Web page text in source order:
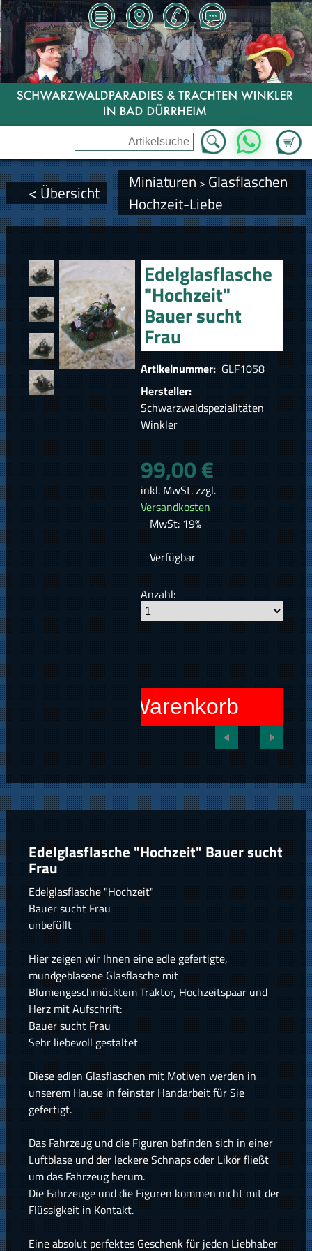
Zum
WhatsApp
< Übersicht Miniaturen > Glasflaschen
Hochzeit-Liebe
Edelglasflasche
"Hochzeit"
Bauer sucht
Frau
Artikelnummer: GLF1058
Hersteller:
Schwarzwaldspezialitäten
Winkler
99,00 €
inkl. MwSt. zzgl.
Versandkosten
MwSt: 19%
Verfügbar
Anzahl:
In den Warenkorb
Edelglasflasche "Hochzeit" Bauer sucht
Frau
Edelglasflasche "Hochzeit"
Bauer sucht Frau
unbefüllt
Hier zeigen wir Ihnen eine edle gefertigte,
mundgeblasene Glasflasche mit
Blumengeschmücktem Traktor, Hochzeitspaar und
Herz mit Aufschrift:
Bauer sucht Frau
Sehr liebevoll gestaltet
Diese edlen Glasflaschen mit Motiven werden in
unserem Hause in feinster Handarbeit für Sie
gefertigt.
Das Fahrzeug und die Figuren befinden sich in einer
Luftblase und der leckere Schnaps oder Likör fließt
um das Fahrzeug herum.
Die Fahrzeuge und die Figuren kommen nicht mit der
Flüssigkeit in Kontakt.
Eine absolut perfektes Geschenk für jeden Liebhaber